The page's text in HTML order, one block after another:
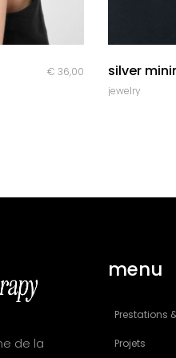
€ 36,00
silver
jewelry
de la
menu
Prestations
Projets